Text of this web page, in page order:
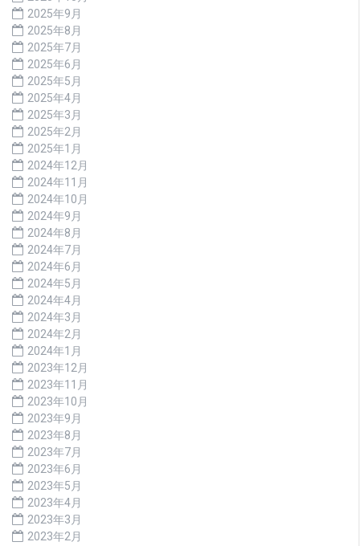
2025年9月
2025年8月
2025年7月
2025年6月
2025年5月
2025年4月
2025年3月
2025年2月
2025年1月
2024年12月
2024年11月
2024年10月
2024年9月
2024年8月
2024年7月
2024年6月
2024年5月
2024年4月
2024年3月
2024年2月
2024年1月
2023年12月
2023年11月
2023年10月
2023年9月
2023年8月
2023年7月
2023年6月
2023年5月
2023年4月
2023年3月
2023年2月